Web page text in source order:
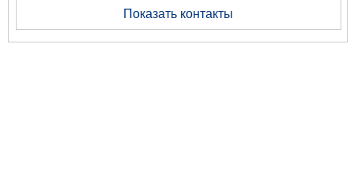
Показать контакты